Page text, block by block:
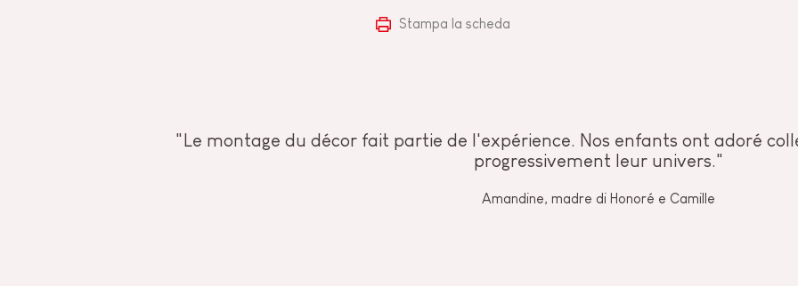
Stampa la scheda
"Le montage du décor fait partie de l'expérience. Nos enfants ont adoré
progressivement leur univers."
Amandine, madre di Honoré e Camille